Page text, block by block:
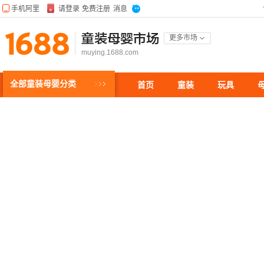
童装母婴市场
更多市场
muying.1688.com
全部童装母婴分类 首页 童装 玩具